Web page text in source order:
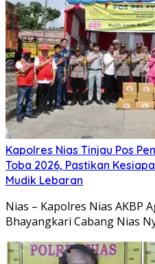
Kapolres Nias Tinjau Pos
Toba 2026, Pastikan
Mudik Lebaran
Nias – Kapolres Nias AKBP
Bhayangkari Cabang Nias